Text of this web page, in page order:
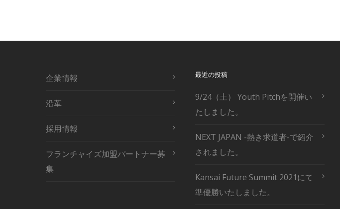
企業情報
沿革
採用情報
フランチャイズ加盟パートナー募
集
最近の投稿
9/24（土） Youth Pitchを開催い
たしました。
NEXT JAPAN -熱き求道者-で紹介
されました。
Kansai Future Summit 2021にて
準優勝いたしました。